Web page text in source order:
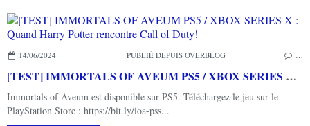
14/06/2024 PUBLIÉ DEPUIS OVERBLOG
[TEST] IMMORTALS OF AVEUM PS5 / XBOX SERIES X : Quand Harry Potter rencontre Call of Duty!
Immortals of Aveum est disponible sur PS5. Téléchargez le jeu sur le
PlayStation Store : https://bit.ly/ioa-pss...